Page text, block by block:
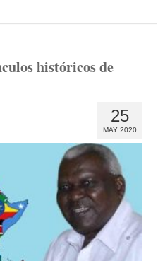
históricos de
25
MAY 2020